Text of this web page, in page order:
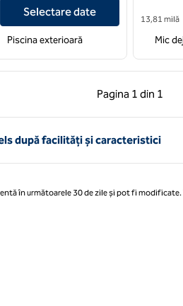
Selectare date
Piscina exterioară
13,81 milă
Mic
Pagina 1
Pagina anterioară, 1
Pagina 1 din 1
după facilități și caracteristici
în următoarele 30 de zile și pot fi